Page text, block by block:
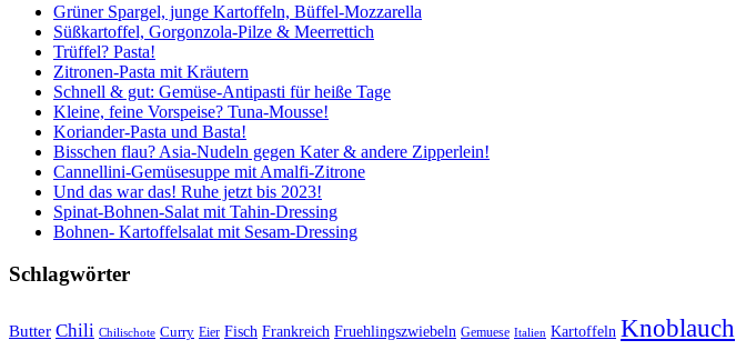
Grüner Spargel, junge Kartoffeln, Büffel-Mozzarella
Süßkartoffel, Gorgonzola-Pilze & Meerrettich
Trüffel? Pasta!
Zitronen-Pasta mit Kräutern
Schnell & gut: Gemüse-Antipasti für heiße Tage
Kleine, feine Vorspeise? Tuna-Mousse!
Koriander-Pasta und Basta!
Bisschen flau? Asia-Nudeln gegen Kater & andere Zipperlein!
Cannellini-Gemüsesuppe mit Amalfi-Zitrone
Und das war das! Ruhe jetzt bis 2023!
Spinat-Bohnen-Salat mit Tahin-Dressing
Bohnen- Kartoffelsalat mit Sesam-Dressing
Schlagwörter
Butter Chili Chilischote Curry Eier Fisch Frankreich Fruehlingszwiebeln Gemuese Italien Kartoffeln Knoblauch